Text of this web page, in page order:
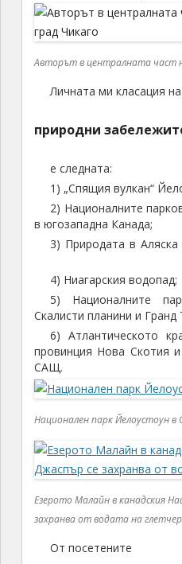
Авторът в централната част
Личната ми класация
природни
е следната:
1) „Спящия вулкан“
2) Националните
в югозападна Канада;
3) Природата в Аляска
4) Ниагарския водопад;
5) Националните
Скалисти планини и
6) Атлантическото
провинция Нова Скотия
САЩ.
Национален парк Йелоустоун
Езерото Малайн в канадския
захранва от водата на
От посетените